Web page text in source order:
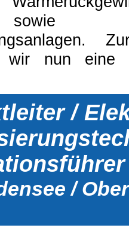
wir nun eine
/
/